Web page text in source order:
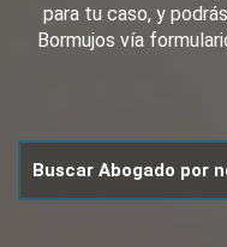
para tu caso, y
Bormujos vía